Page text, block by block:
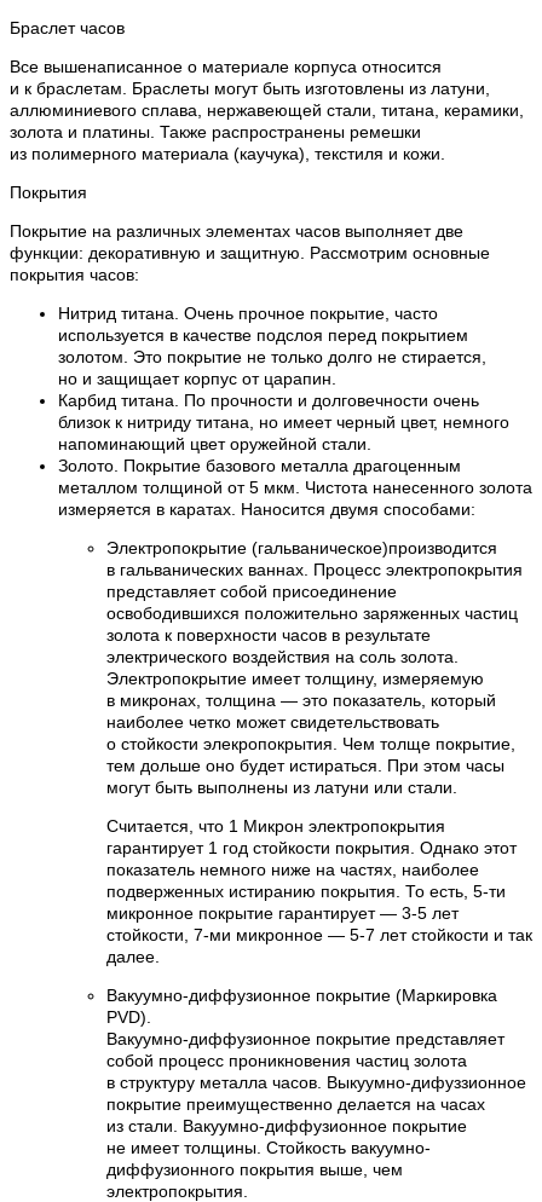
Браслет часов
Все вышенаписанное о материале корпуса относится
и к браслетам. Браслеты могут быть изготовлены из латуни,
аллюминиевого сплава, нержавеющей стали, титана, керамики,
золота и платины. Также распространены ремешки
из полимерного материала (каучука), текстиля и кожи.
Покрытия
Покрытие на различных элементах часов выполняет две
функции: декоративную и защитную. Рассмотрим основные
покрытия часов:
Нитрид титана. Очень прочное покрытие, часто
используется в качестве подслоя перед покрытием
золотом. Это покрытие не только долго не стирается,
но и защищает корпус от царапин.
Карбид титана. По прочности и долговечности очень
близок к нитриду титана, но имеет черный цвет, немного
напоминающий цвет оружейной стали.
Золото. Покрытие базового металла драгоценным
металлом толщиной от 5 мкм. Чистота нанесенного золота
измеряется в каратах. Наносится двумя способами:
Электропокрытие (гальваническое)производится
в гальванических ваннах. Процесс электропокрытия
представляет собой присоединение
освободившихся положительно заряженных частиц
золота к поверхности часов в результате
электрического воздействия на соль золота.
Электропокрытие имеет толщину, измеряемую
в микронах, толщина — это показатель, который
наиболее четко может свидетельствовать
о стойкости элекропокрытия. Чем толще покрытие,
тем дольше оно будет истираться. При этом часы
могут быть выполнены из латуни или стали.
Считается, что 1 Микрон электропокрытия
гарантирует 1 год стойкости покрытия. Однако этот
показатель немного ниже на частях, наиболее
подверженных истиранию покрытия. То есть, 5-ти
микронное покрытие гарантирует — 3-5 лет
стойкости, 7-ми микронное — 5-7 лет стойкости и так
далее.
Вакуумно-диффузионное покрытие (Маркировка
PVD).
Вакуумно-диффузионное покрытие представляет
собой процесс проникновения частиц золота
в структуру металла часов. Выкуумно-дифуззионное
покрытие преимущественно делается на часах
из стали. Вакуумно-диффузионное покрытие
не имеет толщины. Стойкость вакуумно-
диффузионного покрытия выше, чем
электропокрытия.